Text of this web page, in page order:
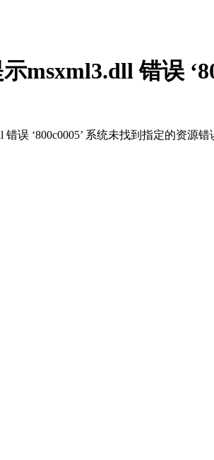
msxml3.dll 错误
误 ‘800c0005’ 系统未找到指定的资